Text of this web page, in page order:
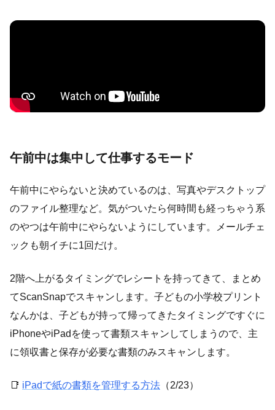
午前中は集中して仕事するモード
午前中にやらないと決めているのは、写真やデスクトップ
のファイル整理など。気がついたら何時間も経っちゃう系
のやつは午前中にやらないようにしています。メールチェ
ックも朝イチに1回だけ。
2階へ上がるタイミングでレシートを持ってきて、まとめ
てScanSnapでスキャンします。子どもの小学校プリント
なんかは、子どもが持って帰ってきたタイミングですぐに
iPhoneやiPadを使って書類スキャンしてしまうので、主
に領収書と保存が必要な書類のみスキャンします。
📑 iPadで紙の書類を管理する方法 （2/23）